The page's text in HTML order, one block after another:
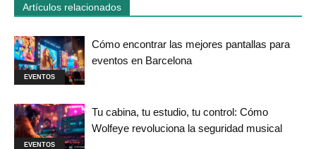
Artículos relacionados
EVENTOS
Cómo encontrar las mejores pantallas para
eventos en Barcelona
EVENTOS
Tu cabina, tu estudio, tu control: Cómo
Wolfeye revoluciona la seguridad musical